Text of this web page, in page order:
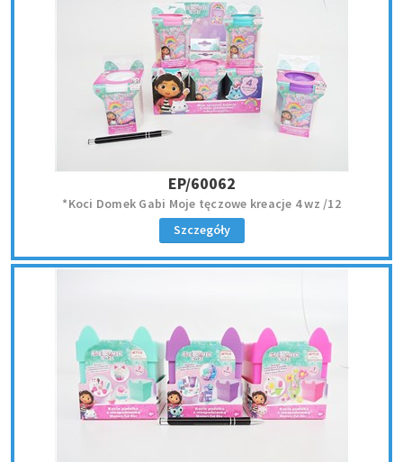
EP/60062
*Koci Domek Gabi Moje tęczowe kreacje 4 wz /12
Szczegóły